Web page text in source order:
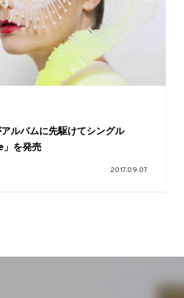
ルバムに先駆けてシングル
」を発売
2017.09.07